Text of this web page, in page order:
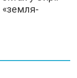
«земля-